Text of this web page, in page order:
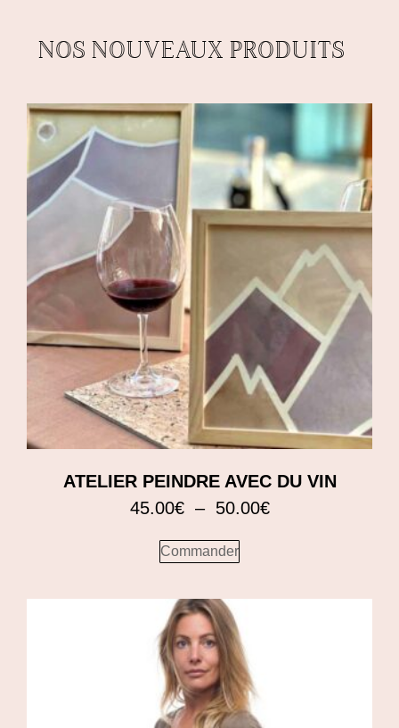
NOS NOUVEAUX PRODUITS
ATELIER PEINDRE AVEC DU VIN
45.00€ – 50.00€
Commander